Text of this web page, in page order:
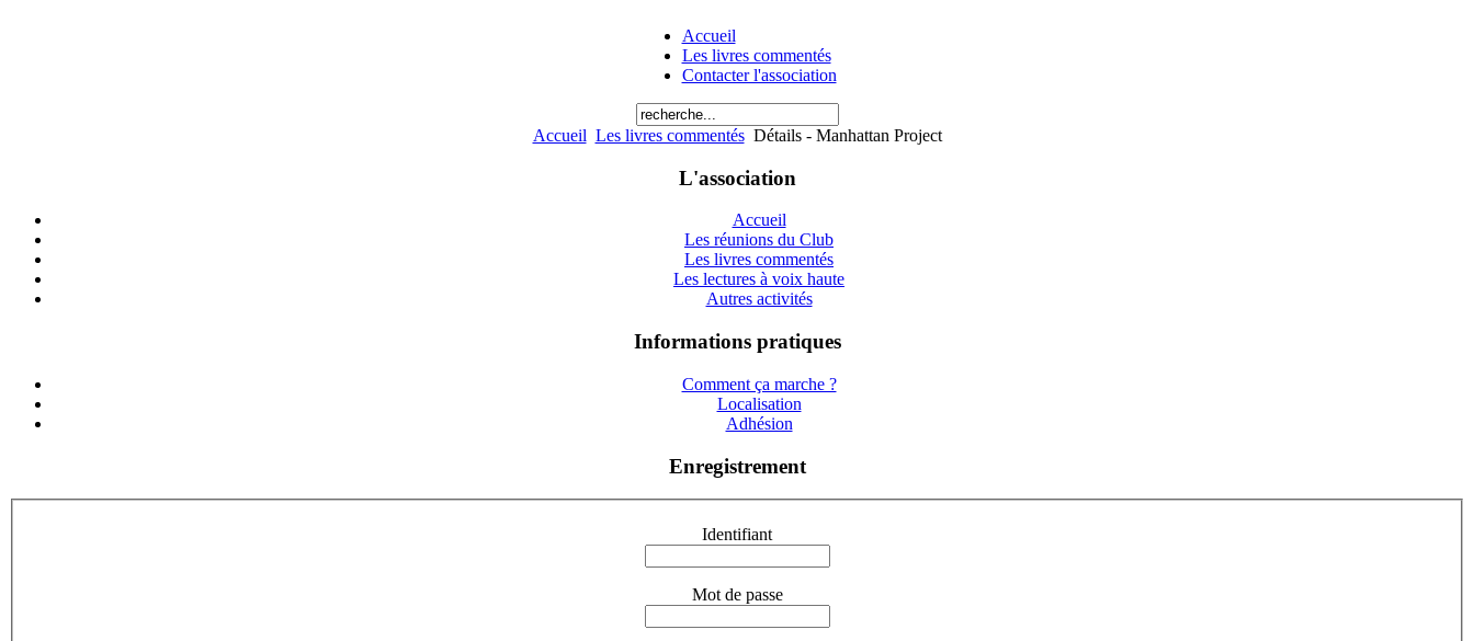
Accueil
Les livres commentés
Contacter l'association
Accueil Les livres commentés Détails - Manhattan Project
L'association
Accueil
Les réunions du Club
Les livres commentés
Les lectures à voix haute
Autres activités
Informations pratiques
Comment ça marche ?
Localisation
Adhésion
Enregistrement
Identifiant
Mot de passe